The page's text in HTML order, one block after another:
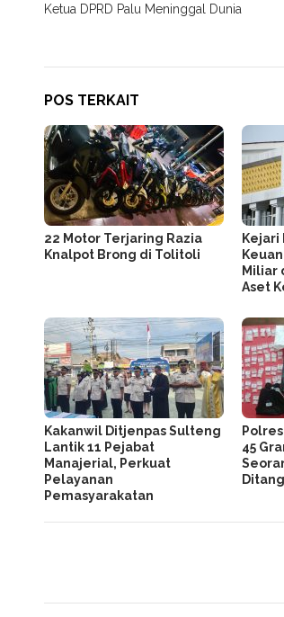
pos
Ketua DPRD Palu Meninggal Dunia
POS TERKAIT
22 Motor Terjaring Razia
Knalpot Brong di Tolitoli
Kejari
Miliar
Aset
Kakanwil Ditjenpas Sulteng
Lantik 11 Pejabat
Manajerial, Perkuat
Pelayanan
Pemasyarakatan
45